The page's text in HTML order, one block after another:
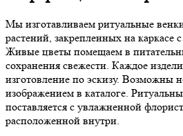
Мы изготавливаем ритуальные
растений, закрепленных на каркасе
Живые цветы помещаем в
сохранения свежести. Каждое
изготовление по эскизу. Возможны
изображением в каталоге.
поставляется с увлажненной
расположенной внутри.